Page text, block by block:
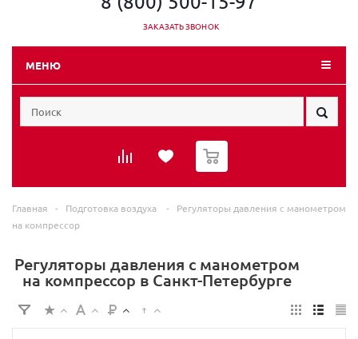
ЗАКАЗАТЬ ЗВОНОК
МЕНЮ
0
Главная - Подготовка воздуха -
Регуляторы давления с манометром
на компрессор
Регуляторы давления с манометром
на компрессор в Санкт-Петербурге